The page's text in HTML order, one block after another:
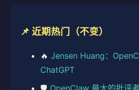
📌 近期热门（不变）
🔥 Jensen Huang：
ChatGPT
🛡️ OpenClaw 最大的批评